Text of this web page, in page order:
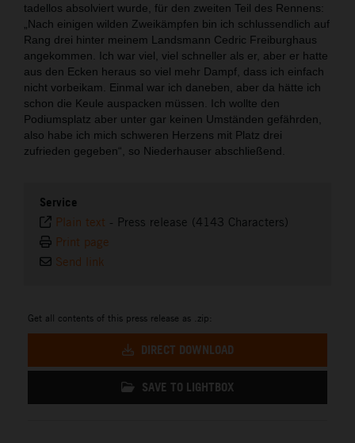
tadellos absolviert wurde, für den zweiten Teil des Rennens:
„Nach einigen wilden Zweikämpfen bin ich schlussendlich auf
Rang drei hinter meinem Landsmann Cedric Freiburghaus
angekommen. Ich war viel, viel schneller als er, aber er hatte
aus den Ecken heraus so viel mehr Dampf, dass ich einfach
nicht vorbeikam. Einmal war ich daneben, aber da hätte ich
schon die Keule auspacken müssen. Ich wollte den
Podiumsplatz aber unter gar keinen Umständen gefährden,
also habe ich mich schweren Herzens mit Platz drei
zufrieden gegeben“, so Niederhauser abschließend.
Service
Plain text - Press release (4143 Characters)
Print page
Send link
Get all contents of this press release as .zip:
DIRECT DOWNLOAD
SAVE TO LIGHTBOX